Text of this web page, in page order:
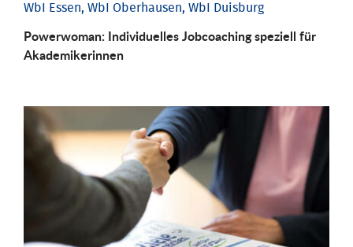
WbI Essen, WbI Oberhausen, WbI Duisburg
Powerwoman: Individu­elles Job­coaching speziell für
Aka­demiker­innen